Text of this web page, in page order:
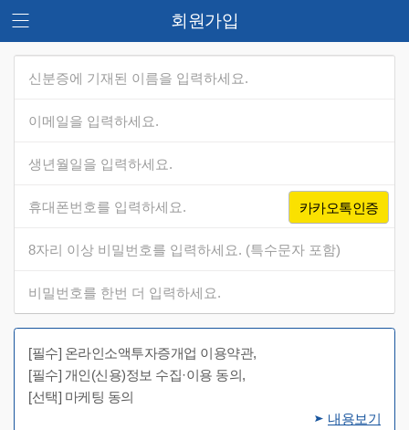
회원가입
카카오톡인증
[필수] 온라인소액투자증개업 이용약관,
[필수] 개인(신용)정보 수집·이용 동의,
[선택] 마케팅 동의
내용보기